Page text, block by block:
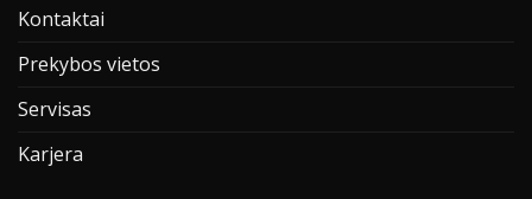
Kontaktai
Prekybos vietos
Servisas
Karjera